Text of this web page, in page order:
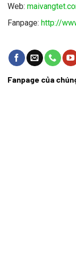
Web:
Fanpage: http://
Fanpage của